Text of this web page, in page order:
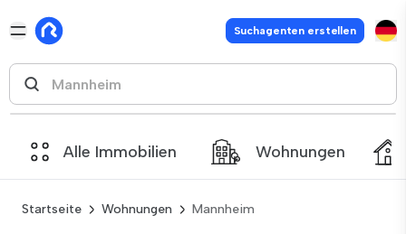
Suchagenten erstellen
Alle Immobilien Wohnungen
Startseite Wohnungen Mannheim